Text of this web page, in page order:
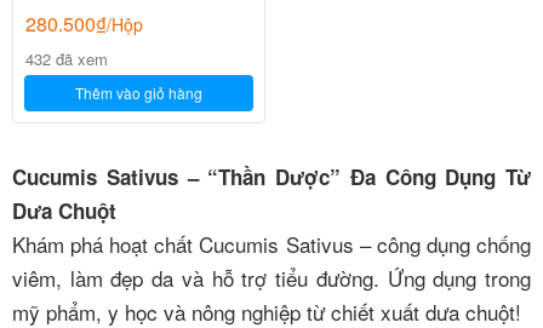
280.500₫/Hộp
432 đã xem
Thêm vào giỏ hàng
Cucumis Sativus – “Thần Dược” Đa Công Dụng Từ
Dưa Chuột
Khám phá hoạt chất Cucumis Sativus – công dụng chống
viêm, làm đẹp da và hỗ trợ tiểu đường. Ứng dụng trong
mỹ phẩm, y học và nông nghiệp từ chiết xuất dưa chuột!